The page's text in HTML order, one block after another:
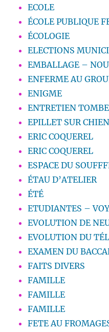
ECOLE
ÉCOLE PUBLIQUE
ÉCOLOGIE
ELECTIONS
EMBALLAGE –
ENFERME AU
ENIGME
ENTRETIEN
EPILLET SUR CHIEN
ERIC COQUEREL
ERIC COQUEREL
ESPACE DU
ÉTAU D’ATELIER
ÉTÉ
ETUDIANTES –
EVOLUTION DE
EVOLUTION DU
EXAMEN DU
FAITS DIVERS
FAMILLE
FAMILLE
FAMILLE
FETE AU